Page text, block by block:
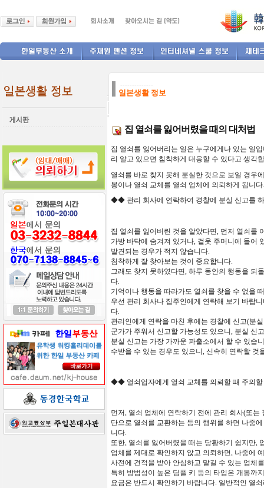
일본생활 정보
집 열쇠를 잃어버렸을 때의 대처법
집 열쇠를 잃어버리는 일은 누구에게나 있는 일
리 알고 있으면 침착하게 대응할 수 있다고 생각
열쇠를 바로 찾지 못해 분실한 것으로 보일 경우
봉이나 열쇠 교체를 열쇠 업체에 의뢰하게 됩니다.
◆◆ 관리 회사에 연락하여 경찰에 분실 신고를
집 열쇠를 잃어버린 것을 알았다면, 먼저 열쇠를
가방 바닥에 숨겨져 있거나, 겉옷 주머니에 들어
발견되는 경우가 적지 않습니다.
침착하게 잘 찾아보는 것이 중요합니다.
그래도 찾지 못하였다면, 하루 동안의 행동을 되
다.
기억이나 행동을 따라가도 열쇠를 찾을 수 없을
우선 관리 회사나 집주인에게 연락해 보기 바랍
다.
관리인에게 연락을 마친 후에는 경찰에 신고(분
군가가 주워서 신고할 가능성도 있으니, 분실 신
분실 신고는 가장 가까운 파출소에서 할 수 있습
수받을 수 있는 경우도 있으니, 신속히 연락할 것
◆◆ 열쇠업자에게 열쇠 교체를 의뢰할 때 주의할
먼저, 열쇠 업체에 연락하기 전에 관리 회사(또는
단으로 열쇠를 교환하는 등의 행위를 하면 나중에
니다.
또한, 열쇠를 잃어버렸을 때는 당황하기 쉽지만,
업체를 제대로 확인하지 않고 의뢰하면, 나중에
사전에 견적을 받아 안심하고 맡길 수 있는 업체를
특히 방범성이 높은 딤플 키 등의 타입은 개봉까지
요금은 반드시 확인하기 바랍니다. 일반적인 열